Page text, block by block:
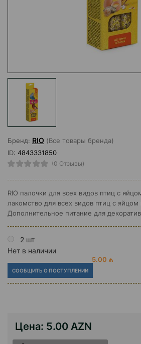
Бренд: RIO (Все товары бренда)
ID: 4843331850
(0 Отзывы)
RIO палочки для всех видов птиц с
лакомство для всех видов птиц с
Дополнительное питание для
2 шт
Нет в наличии
5.00 ₼
СООБЩИТЬ О ПОСТУПЛЕНИИ
Цена: 5.00 AZN